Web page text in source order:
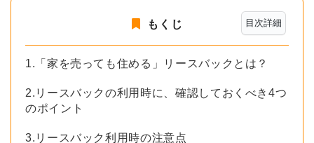
目次詳細
もくじ
1.「家を売っても住める」リースバックとは？
2.リースバックの利用時に、確認しておくべき4つ
のポイント
3.リースバック利用時の注意点